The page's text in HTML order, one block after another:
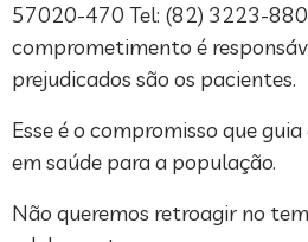
57020-470 Tel: (82) 3223-
comprometimento é
prejudicados são os pacientes.
Esse é o compromisso que
em saúde para a população.
Não queremos retroagir no